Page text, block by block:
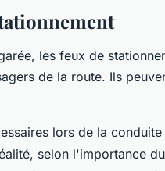
les feux de
de la route. Ils
lors de la
selon l'importance